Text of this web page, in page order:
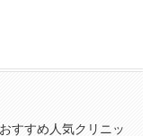
すすめ人気クリニッ